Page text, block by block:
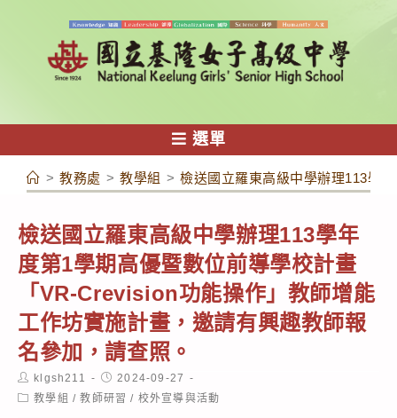
容
選單
> 教務處 > 教學組 > 檢送國立羅東高級中學辦理113學
檢送國立羅東高級中學辦理113學年
度第1學期高優暨數位前導學校計畫
「VR-Crevision功能操作」教師增能
工作坊實施計畫，邀請有興趣教師報
名參加，請查照。
Post
author:
klgsh211
Post
published:
2024-09-27
Post教學組 / 教師研習 / 校外宣導與活動